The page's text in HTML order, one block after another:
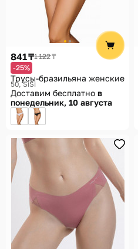
841 ₸1 122 ₸
-25%
Трусы-бразильяна женские
50 SiSi
Доставим бесплатно в
понедельник, 10 августа